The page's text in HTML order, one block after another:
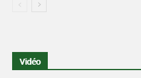
Vidéo